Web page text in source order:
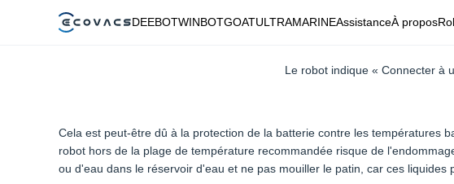
DEEBOTWINBOTGOATULTRAMARINEAssistanceÀ propos
Le robot indique « Connecter à
Cela est peut-être dû à la protection de la batterie contre les températures
robot hors de la plage de température recommandée risque de
ou d'eau dans le réservoir d'eau et ne pas mouiller le patin, car ces liquides